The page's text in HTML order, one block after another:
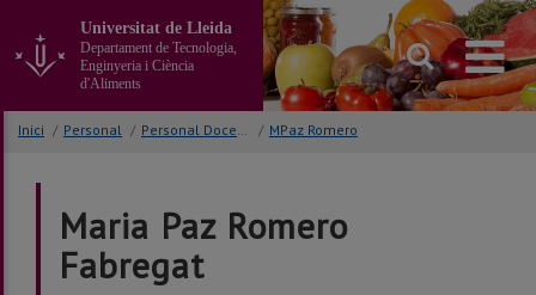
contingut
principal
de
Universitat de Lleida
Departament de Tecnologia,
Enginyeria i Ciència
d'Aliments
Inici / Personal / Personal Docent i Investigador / MPaz Romero
Maria Paz Romero
Fabregat